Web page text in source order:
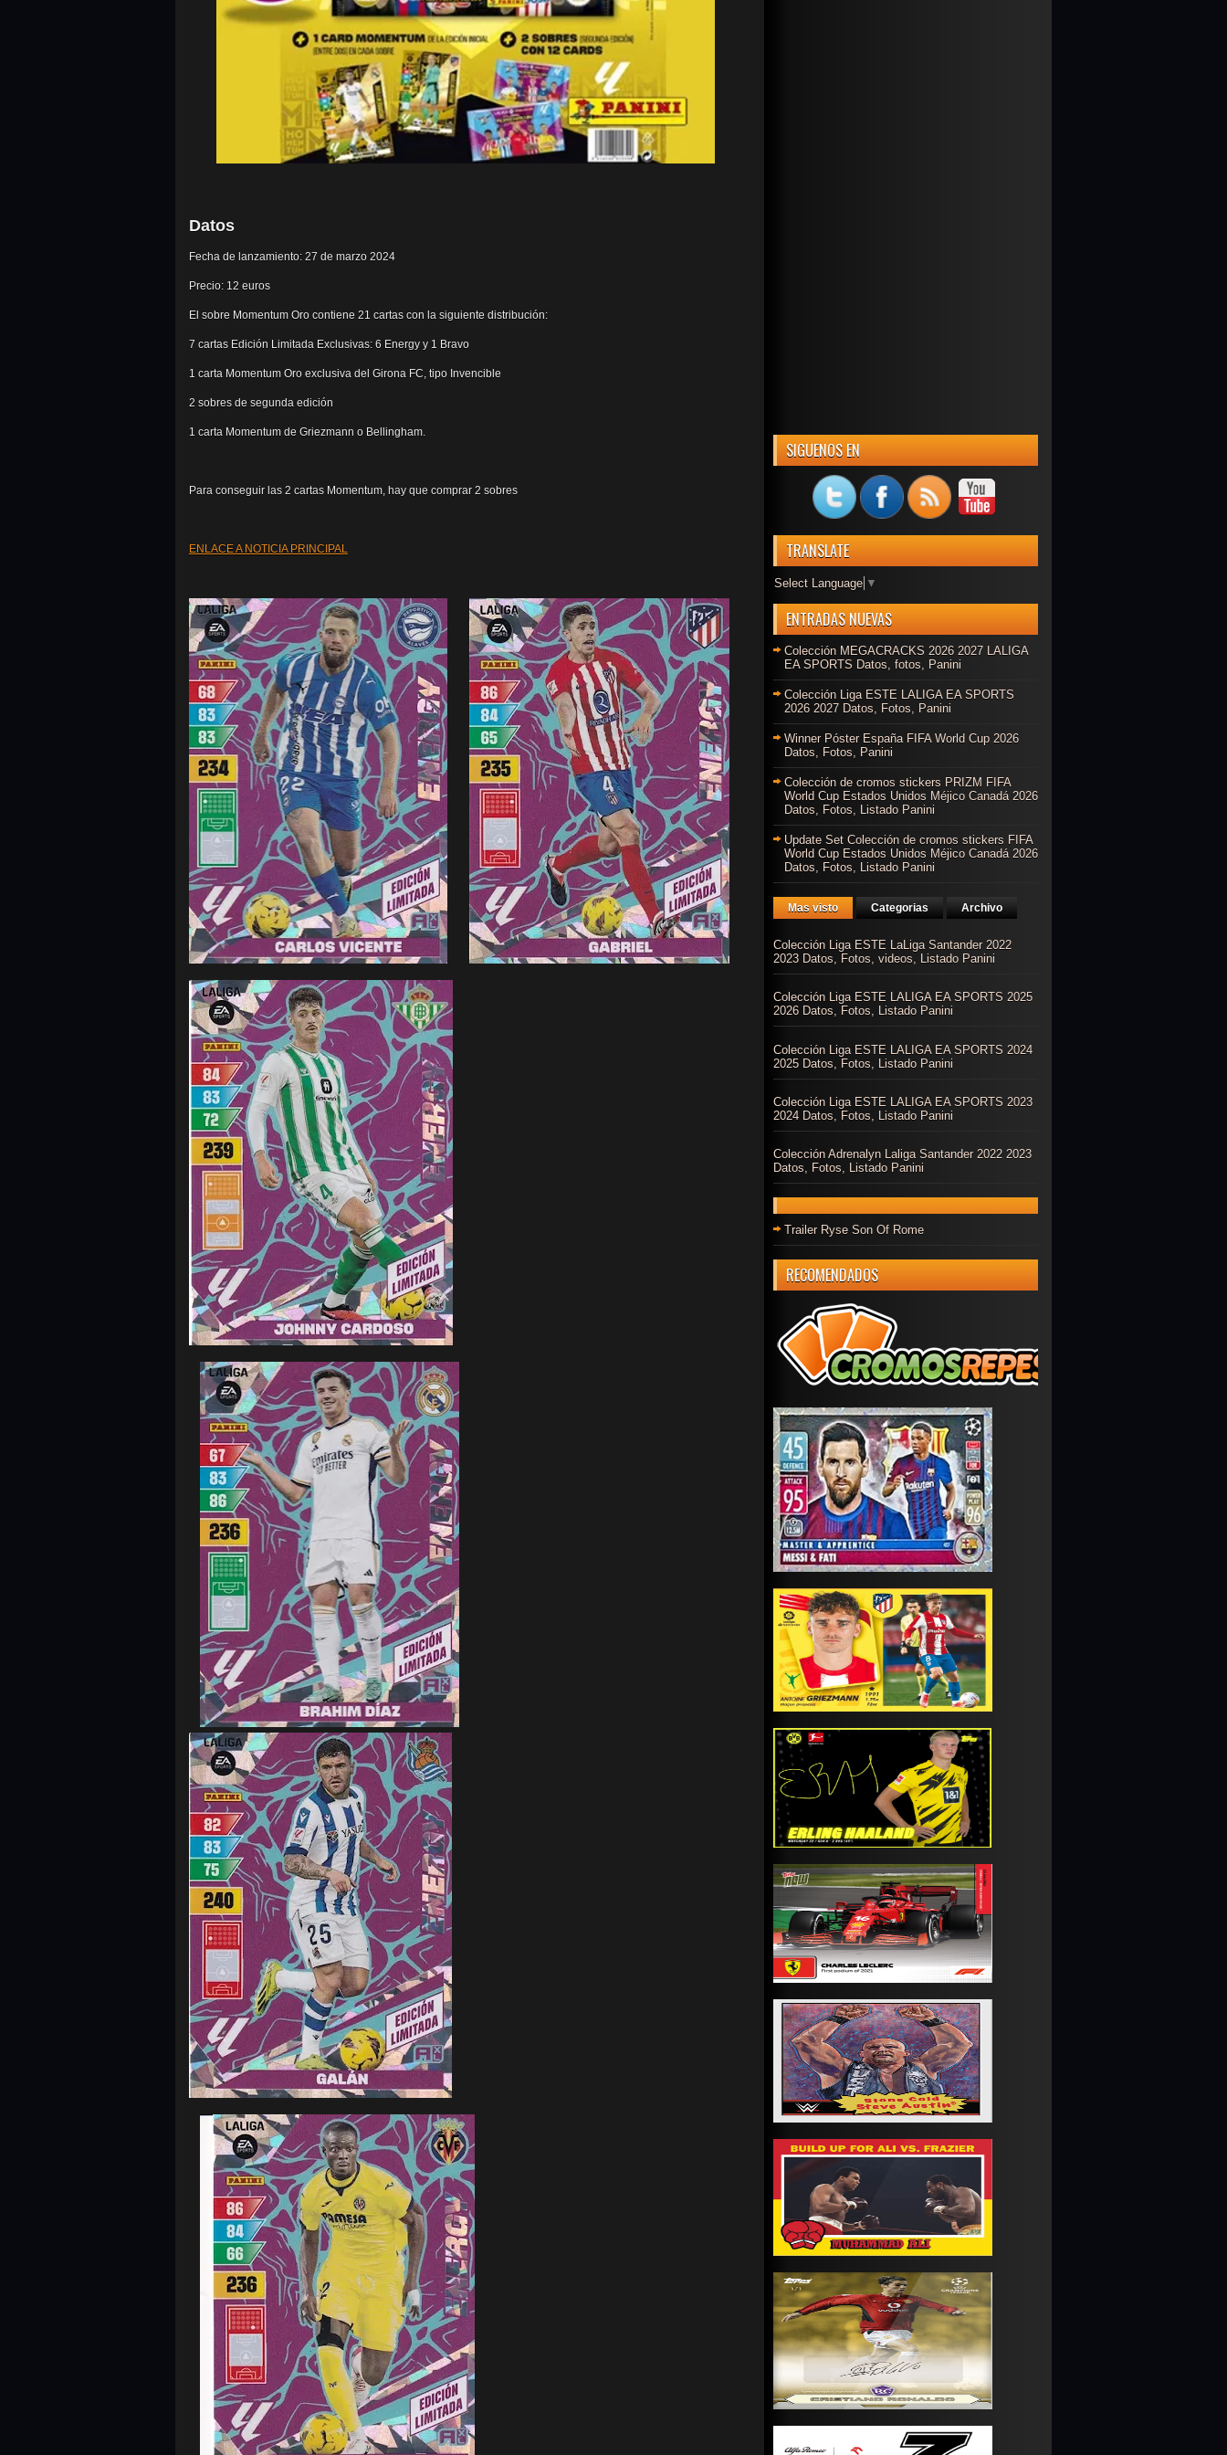
Datos
Fecha de lanzamiento: 27 de marzo 2024
Precio: 12 euros
El sobre Momentum Oro contiene 21 cartas con la siguiente distribución:
7 cartas Edición Limitada Exclusivas: 6 Energy y 1 Bravo
1 carta Momentum Oro exclusiva del Girona FC, tipo Invencible
2 sobres de segunda edición
1 carta Momentum de Griezmann o Bellingham.
Para conseguir las 2 cartas Momentum, hay que comprar 2 sobres
ENLACE A NOTICIA PRINCIPAL
SIGUENOS EN
TRANSLATE
Select Language ▼
ENTRADAS NUEVAS
Colección MEGACRACKS 2026 2027 LALIGA
EA SPORTS Datos, fotos, Panini
Colección Liga ESTE LALIGA EA SPORTS
2026 2027 Datos, Fotos, Panini
Winner Póster España FIFA World Cup 2026
Datos, Fotos, Panini
Colección de cromos stickers PRIZM FIFA
World Cup Estados Unidos Méjico Canadá 2026
Datos, Fotos, Listado Panini
Update Set Colección de cromos stickers FIFA
World Cup Estados Unidos Méjico Canadá 2026
Datos, Fotos, Listado Panini
Mas visto Categorias Archivo
Colección Liga ESTE LaLiga Santander 2022
2023 Datos, Fotos, videos, Listado Panini
Colección Liga ESTE LALIGA EA SPORTS 2025
2026 Datos, Fotos, Listado Panini
Colección Liga ESTE LALIGA EA SPORTS 2024
2025 Datos, Fotos, Listado Panini
Colección Liga ESTE LALIGA EA SPORTS 2023
2024 Datos, Fotos, Listado Panini
Colección Adrenalyn Laliga Santander 2022 2023
Datos, Fotos, Listado Panini
Trailer Ryse Son Of Rome
RECOMENDADOS